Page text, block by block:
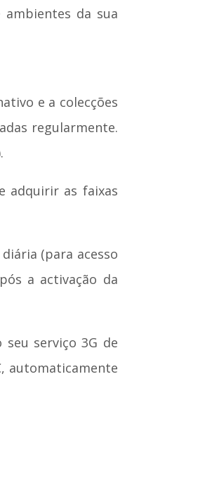
da sua
e a colecções
regularmente.
adquirir as faixas
(para acesso
a activação da
serviço 3G de
automaticamente